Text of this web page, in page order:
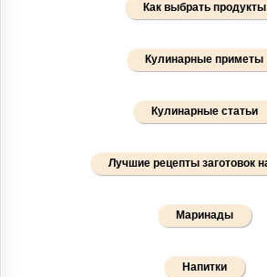
Как выбрать продукты
Кулинарные приметы
Кулинарные статьи
Лучшие рецепты заготовок
Маринады
Напитки